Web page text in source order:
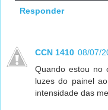
Responder
CCN 1410 08/07/
Quando estou no
luzes do painel
intensidade das